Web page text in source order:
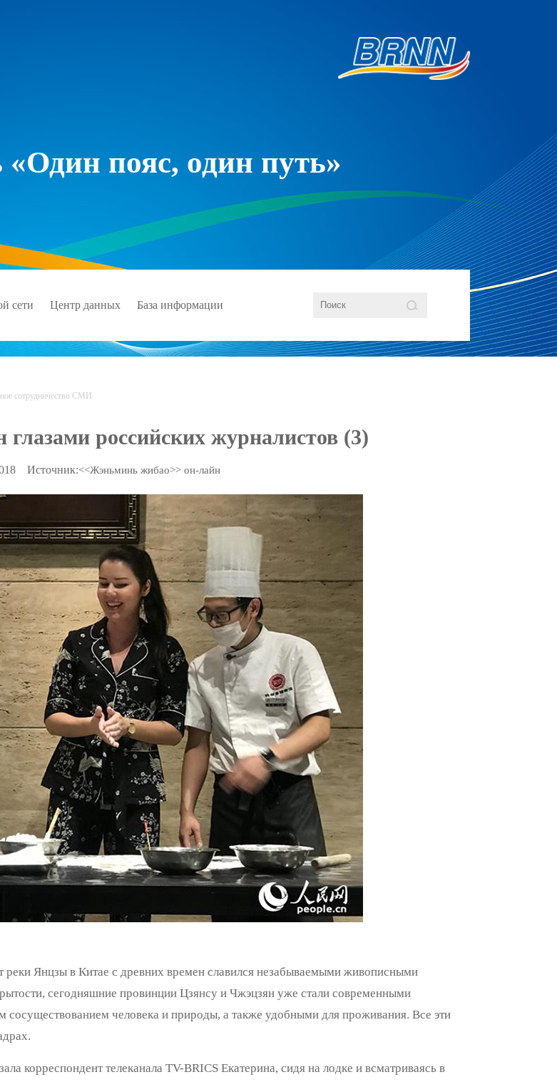
пояс, один путь»
сети Центр данных База информации
сотрудничество СМИ
российских журналистов (3)
Источник:<<Жэньминь жибао>> он-лайн
реки Янцзы в Китае с древних времен славился незабываемыми живописными
сегодняшние провинции Цзянсу и Чжэцзян уже стали современными
человека и природы, а также удобными для проживания. Все эти
корреспондент телеканала TV-BRICS Екатерина, сидя на лодке и всматриваясь в